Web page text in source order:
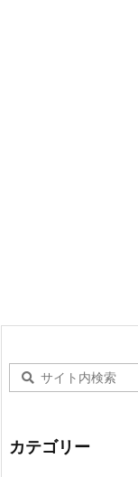
カテゴリー